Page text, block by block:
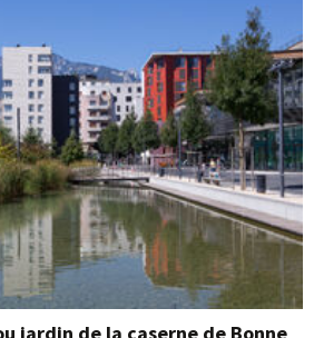
jardin de la caserne de Bonne